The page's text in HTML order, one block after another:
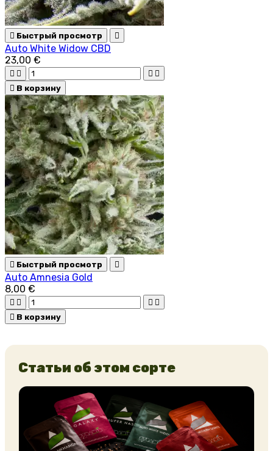
 Быстрый просмотр 
Auto White Widow CBD
23,00 €
   
 В корзину
 Быстрый просмотр 
Auto Amnesia Gold
8,00 €
   
 В корзину
Статьи об этом сорте